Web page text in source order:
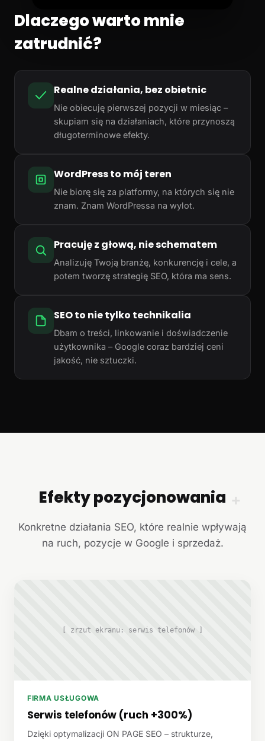
Dlaczego warto mnie
zatrudnić?
Realne działania, bez obietnic
Nie obiecuję pierwszej pozycji w miesiąc –
skupiam się na działaniach, które przynoszą
długoterminowe efekty.
WordPress to mój teren
Nie biorę się za platformy, na których się nie
znam. Znam WordPressa na wylot.
Pracuję z głową, nie schematem
Analizuję Twoją branżę, konkurencję i cele, a
potem tworzę strategię SEO, która ma sens.
SEO to nie tylko technikalia
Dbam o treści, linkowanie i doświadczenie
użytkownika – Google coraz bardziej ceni
jakość, nie sztuczki.
+
Efekty pozycjonowania
Konkretne działania SEO, które realnie wpływają
na ruch, pozycje w Google i sprzedaż.
[ zrzut ekranu: serwis telefonów ]
FIRMA USŁUGOWA
Serwis telefonów (ruch +300%)
Dzięki optymalizacji ON PAGE SEO – strukturze,